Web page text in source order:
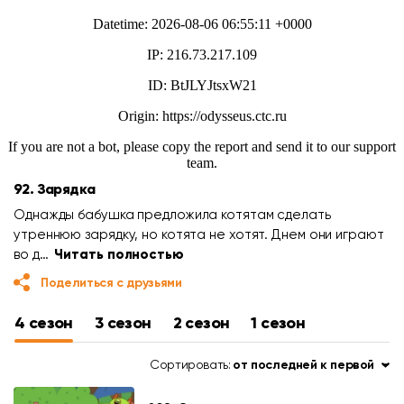
92. Зарядка
Однажды бабушка предложила котятам сделать
утреннюю зарядку, но котята не хотят. Днем они играют
во д… Читать полностью
Поделиться с друзьями
4 сезон 3 сезон 2 сезон 1 сезон
Сортировать: от последней к первой